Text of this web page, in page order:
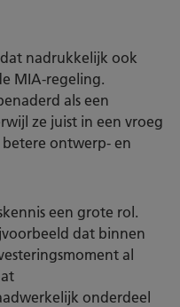
nadrukkelijk ook
MIA-regeling.
als een
ze juist in een vroeg
ontwerp- en
een grote rol.
dat binnen
al
onderdeel